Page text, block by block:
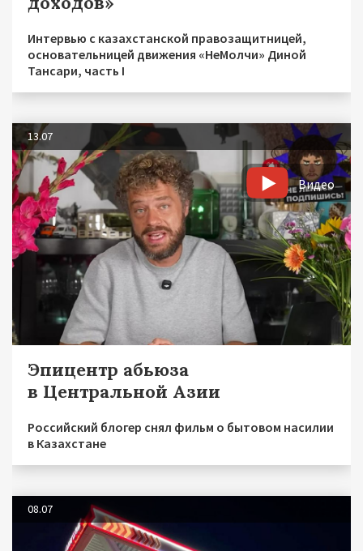
Интервью с казахстанской правозащитницей,
основательницей движения «НеМолчи» Диной
Тансари, часть I
13.07
Видео
Эпицентр абьюза
в Центральной Азии
Российский блогер снял фильм о бытовом насилии
в Казахстане
08.07